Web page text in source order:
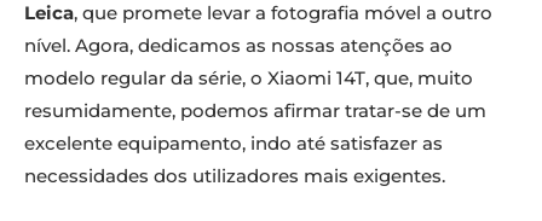
Leica, que promete levar a fotografia móvel a outro
nível. Agora, dedicamos as nossas atenções ao
modelo regular da série, o Xiaomi 14T, que, muito
resumidamente, podemos afirmar tratar-se de um
excelente equipamento, indo até satisfazer as
necessidades dos utilizadores mais exigentes.